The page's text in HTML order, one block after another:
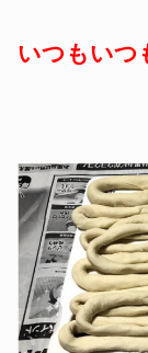
いつもいつ